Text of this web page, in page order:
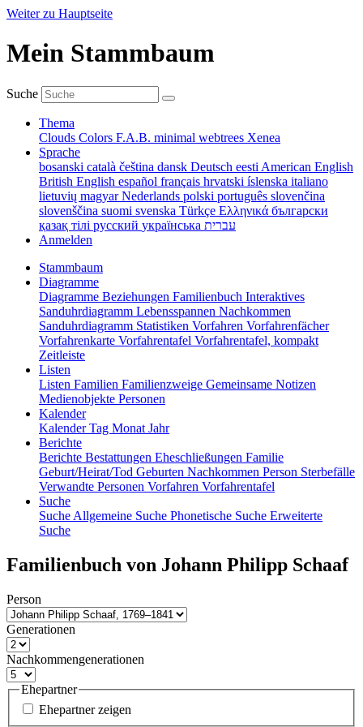
Weiter zu Hauptseite
Mein Stammbaum
Suche
Thema
Clouds Colors F.A.B. minimal webtrees Xenea
Sprache
bosanski català čeština dansk Deutsch eesti American English
British English español français hrvatski íslenska italiano
lietuvių magyarNederlands polski português slovenčina
slovenščina suomi svenska Türkçe Ελληνικά български
қазақ тілі русский українська עברית
Anmelden
Stammbaum
Diagramme
Diagramme Beziehungen Familienbuch Interaktives
Sanduhrdiagramm Lebensspannen Nachkommen
Sanduhrdiagramm Statistiken Vorfahren Vorfahrenfächer
Vorfahrenkarte Vorfahrentafel Vorfahrentafel, kompakt
Zeitleiste
Listen
Listen Familien Familienzweige Gemeinsame Notizen
Medienobjekte Personen
Kalender
KalenderTag Monat Jahr
Berichte
Berichte Bestattungen Eheschließungen Familie
Geburt/Heirat/Tod Geburten Nachkommen Person Sterbefälle
Verwandte Personen Vorfahren Vorfahrentafel
Suche
Suche Allgemeine Suche Phonetische Suche Erweiterte
Suche
Familienbuch von Johann Philipp Schaaf
Person
Generationen
Nachkommengenerationen
Ehepartner
Ehepartner zeigen